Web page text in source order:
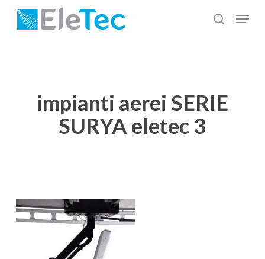
Salta
cerca
Menu
impianti aerei SERIE
SURYA eletec 3